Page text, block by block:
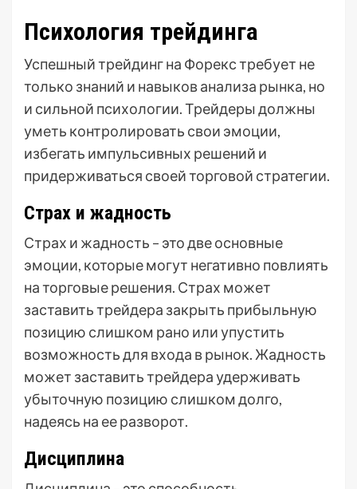
Психология трейдинга
Успешный трейдинг на Форекс требует не
только знаний и навыков анализа рынка, но
и сильной психологии. Трейдеры должны
уметь контролировать свои эмоции,
избегать импульсивных решений и
придерживаться своей торговой стратегии.
Страх и жадность
Страх и жадность – это две основные
эмоции, которые могут негативно повлиять
на торговые решения. Страх может
заставить трейдера закрыть прибыльную
позицию слишком рано или упустить
возможность для входа в рынок. Жадность
может заставить трейдера удерживать
убыточную позицию слишком долго,
надеясь на ее разворот.
Дисциплина